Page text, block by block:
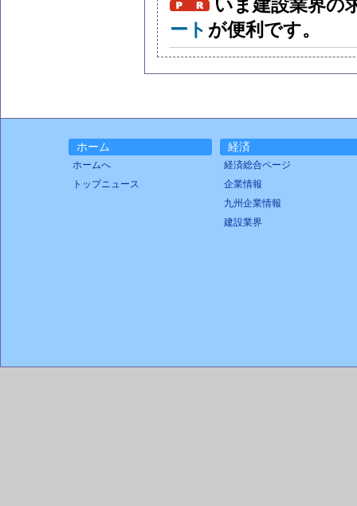
いま建設業界の
ート が便利です。
ホーム
ホームへ
トップニュース
経済
経済総合ページ
企業情報
九州企業情報
建設業界